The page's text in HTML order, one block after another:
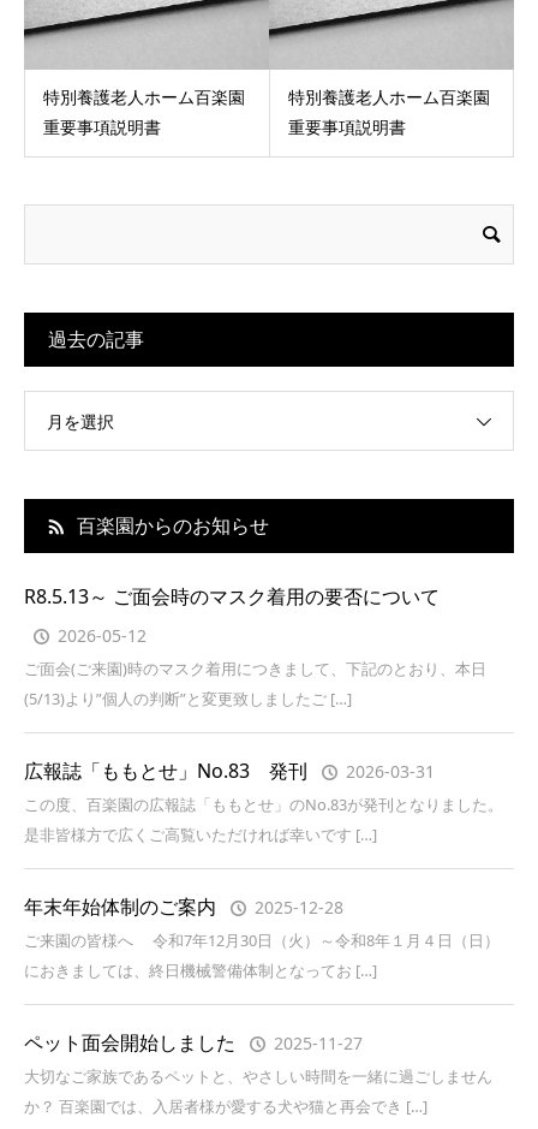
特別養護老人ホーム百楽園
重要事項説明書
特別養護老人ホーム百楽園
重要事項説明書
過去の記事
月を選択
百楽園からのお知らせ
R8.5.13～ ご面会時のマスク着用の要否について
2026-05-12
ご面会(ご来園)時のマスク着用につきまして、下記のとおり、本日
(5/13)より”個人の判断”と変更致しましたご […]
広報誌「ももとせ」No.83 発刊 2026-03-31
この度、百楽園の広報誌「ももとせ」のNo.83が発刊となりました。
是非皆様方で広くご高覧いただければ幸いです […]
年末年始体制のご案内 2025-12-28
ご来園の皆様へ 令和7年12月30日（火）～令和8年１月４日（日）
におきましては、終日機械警備体制となってお […]
ペット面会開始しました 2025-11-27
大切なご家族であるペットと、やさしい時間を一緒に過ごしません
か？ 百楽園では、入居者様が愛する犬や猫と再会でき […]